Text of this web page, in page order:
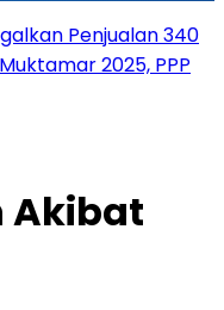
Penjualan 340
2025, PPP
Akibat